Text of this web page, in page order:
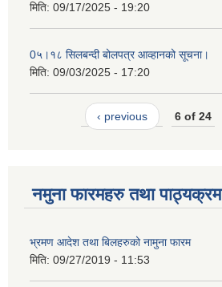
मिति: 09/17/2025 - 19:20
0५।१८ सिलबन्दी बोलपत्र आव्हानको सूचना।
मिति: 09/03/2025 - 17:20
‹ previous 6 of 24
नमुना फारमहरु तथा पाठ्यक्रम
भ्रमण आदेश तथा बिलहरुको नामुना फारम
मिति: 09/27/2019 - 11:53